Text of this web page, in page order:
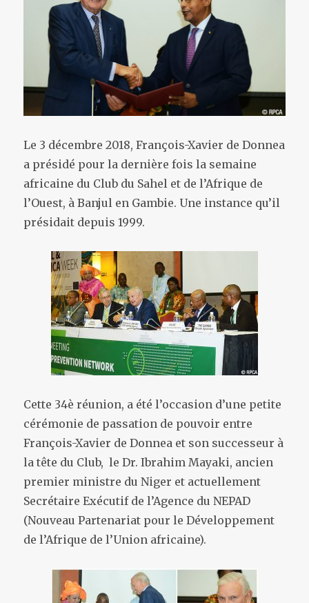
Le 3 décembre 2018, François-Xavier de Donnea
a présidé pour la dernière fois la semaine
africaine du Club du Sahel et de l’Afrique de
l’Ouest, à Banjul en Gambie. Une instance qu’il
présidait depuis 1999.
Cette 34è réunion, a été l’occasion d’une petite
cérémonie de passation de pouvoir entre
François-Xavier de Donnea et son successeur à
la tête du Club, le Dr. Ibrahim Mayaki, ancien
premier ministre du Niger et actuellement
Secrétaire Exécutif de l’Agence du NEPAD
(Nouveau Partenariat pour le Développement
de l’Afrique de l’Union africaine).